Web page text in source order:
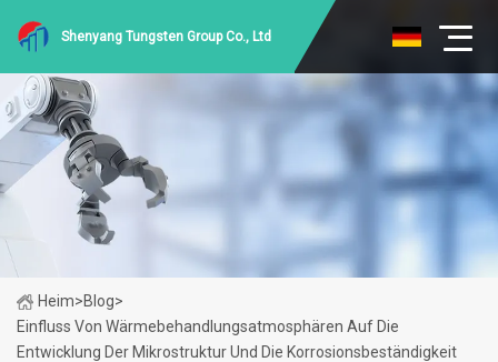
Shenyang Tungsten Group Co., Ltd
Heim>Blog>
Einfluss Von Wärmebehandlungsatmosphären Auf Die
Entwicklung Der Mikrostruktur Und Die Korrosionsbeständigkeit